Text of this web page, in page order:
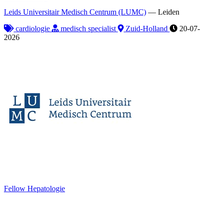
Leids Universitair Medisch Centrum (LUMC) — Leiden
cardiologie
medisch specialist Zuid-Holland
20-07-
2026
Fellow Hepatologie